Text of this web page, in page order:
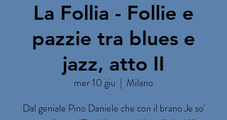
La Follia - Follie e
pazzie tra blues e
jazz, atto II
mer 10 giu
  |
Milano
Dal geniale Pino Daniele che con il brano Je so'